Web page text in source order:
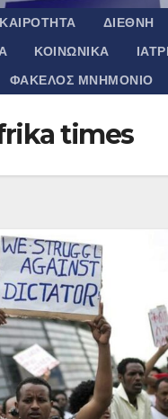
ΔΙΕΘΝΉ
ΚΟΙΝΩΝΙΚΆ
ΦΆΚΕΛΟΣ ΜΝΗΜΌΝΙΟ
times